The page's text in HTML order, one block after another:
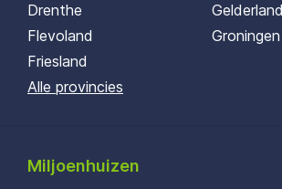
Drenthe
Flevoland
Friesland
Gelderland
Groningen
Alle provincies
Miljoenhuizen